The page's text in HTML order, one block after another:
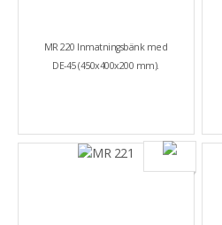
MR 220 Inmatningsbänk med
DE-45 (450x400x200 mm).